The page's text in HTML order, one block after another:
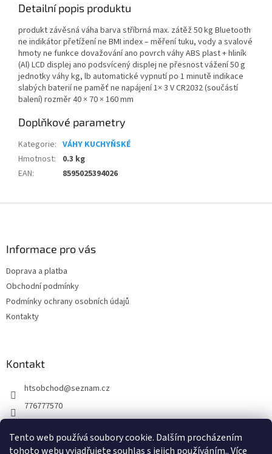
Tento web používá soubory cookie. Dalším procházením
tohoto webu vyjadřujete souhlas s jejich používáním.. Více
Detailní popis produktu
produkt závěsná váha barva stříbrná max. zátěž 50 kg Bluetooth
ne indikátor přetížení ne BMI index – měření tuku, vody a svalové
hmoty ne funkce dovažování ano povrch váhy ABS plast + hliník
(Al) LCD displej ano podsvícený displej ne přesnost vážení 50 g
jednotky váhy kg, lb automatické vypnutí po 1 minutě indikace
slabých baterií ne paměť ne napájení 1× 3 V CR2032 (součástí
balení) rozměr 40 × 70 × 160 mm
Doplňkové parametry
Kategorie: VÁHY KUCHYŇSKÉ
Hmotnost:
0.3 kg
EAN: 8595025394026
Informace pro vás
Doprava a platba
Obchodní podmínky
Podmínky ochrany osobních údajů
Kontakty
Kontakt
htsobchod@seznam.cz
776777570
https://www.facebook.com/Elektro-Vr%C5%A1ovick%C3%A1-229